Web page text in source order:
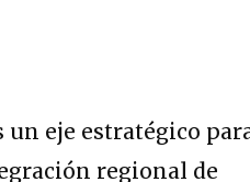
un eje estratégico
regional de